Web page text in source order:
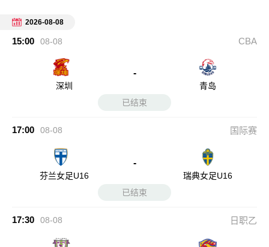
意甲
2026-08-08
15:00 08-08 CBA
深圳
-
青岛
已结束
17:00 08-08 国际赛
芬兰女足U16
-
瑞典女足U16
已结束
17:30 08-08 日职乙